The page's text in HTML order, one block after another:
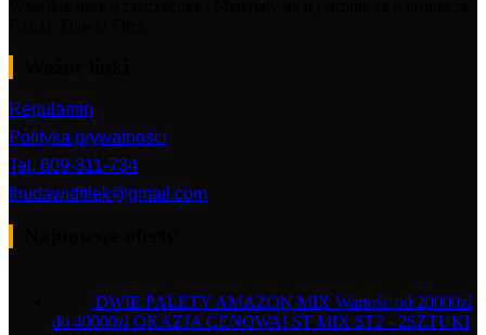
Regulamin
Polityka prywatności
Tel. 609-311-734
fhudawidfilek@gmail.com
DWIE PALETY AMAZON MIX Wartość od 20000zł
do 40000zł OKAZJA CENOWA! ST MIX ST2 - 2SZTUKI